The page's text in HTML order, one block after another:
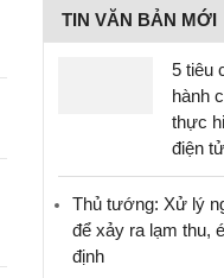
TIN VĂN BẢN MỚI
5 tiêu
hành
thực
điện tử
Thủ tướng: Xử lý
để xảy ra lạm thu,
định